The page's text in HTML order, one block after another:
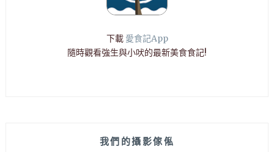
下載 愛食記App
隨時觀看強生與小吠的最新美食食記!
我們的攝影傢俬